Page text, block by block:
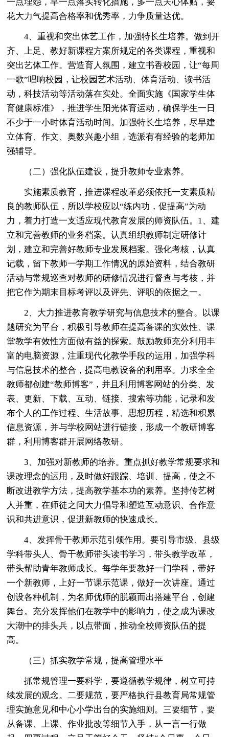
花大力气提高合格率和优秀率，力争质量达优。
4、重视和突出体艺工作，加强特长生培养。做到开
齐、上足、教好新课程方案所规定的各类课程，重视和
突出艺体工作。营造育人氛围，建立书香校园，让“每周
一歌”唱响校园，让校园艺术活动、体育活动、读书活
动，科技活动等活动落在实处。全面实施《国家学生体
育健康标准》，推进学生阳光体育运动，确保学生一日
不少于一小时体育活动时间。加强特长生培养，尽早建
立体育、作文、奥数兴趣小组，选派有有经验的老师加
强辅导。
（二）强化队伍建设，提升教师专业素养。
实施素质教育，推进课程改革必须依托一支素质精
良的教师队伍，所以学校应以“练内功，促提高”为动
力，着力打造一支适应现代教育发展的师资队伍。1、建
立和完善教师的业务档案。认真组织教师制定研修计
划，建立和完善好教师专业发展档案。强化考核，认真
记载，留下教师一学期工作情况的原始资料，结合教研
活动与常规巡查对教师的研修情况进行督查与考核，并
把它作为期末目标考评以及评先、评职的依据之一。
2、大力推进教育教学研究与信息技术的整合。以课
题研究为平台，积极引导教师在提高备课的实效性、课
堂教学有效性方面做有益的探索。鼓励教师充分利用丰
富的电脑资源，注重现代化教学手段的运用，加强学科
与信息技术的整合，提高电教设备的利用率。力求全全
教师都创建“教师博客”，并且利用博客网站的分类、发
表、更新、下载、互动、链接、搜索等功能，记录和发
布个人的工作过程、生活故事、思想历程，精选和积累
信息资源，并与学校网站进行链接，形成一个教研博客
群，利用博客群开展网络教研。
3、加强对新教师的培养。重点抓好教学常规要求和
课改理念的运用，及时做好跟踪、培训、提高，使之不
断改进教学方法，提高教学基本功的素养。坚持传艺树
人并重，在师徒之间大力倡导和塑造互动意识、合作意
识和共进意识，促进新教师的快速成长。
4、发挥骨干教师示范引领作用。要引导市级、县级
学科带头人、骨干教师带头读书学习，带头教学改革，
带头帮助青年教师成长。每学年要教好一门学科，带好
一个新教师，上好一节课示范课，做好一次讲座。通过
创设各种机制，为名师优师的脱颖而出搭建平台，创建
舞台。充分发挥他们在教学中的影响力，使之成为课改
大潮中的排头兵，以点带面，推动全校师资队伍的提
高。
（三）抓实教学常规，提高管理水平
抓常规管理一要科学，要遵循教学规律，树立可持
续发展的观念。二要规范，要严格执行县教育局常规管
理实施意见和中心小学出台的实施细则。三要细节，要
从备课、上课、作业批改等细节入手，从一言一行做